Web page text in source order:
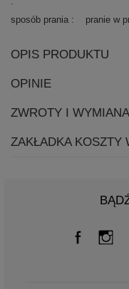
sposób prania pranie w
OPIS PRODUKTU
OPINIE
ZWROTY I WYMIANA
ZAKŁADKA KOSZTY